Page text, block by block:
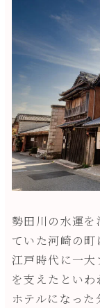
勢田川の水運
ていた河崎の町
江戸時代に一
を支えたとい
ホテルになった